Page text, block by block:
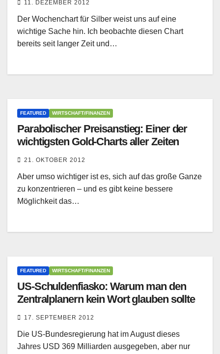
11. DEZEMBER 2012
Der Wochenchart für Silber weist uns auf eine
wichtige Sache hin. Ich beobachte diesen Chart
bereits seit langer Zeit und…
FEATURED WIRTSCHAFT/FINANZEN
Parabolischer Preisanstieg: Einer der
wichtigsten Gold-Charts aller Zeiten
21. OKTOBER 2012
Aber umso wichtiger ist es, sich auf das große Ganze
zu konzentrieren – und es gibt keine bessere
Möglichkeit das…
FEATURED WIRTSCHAFT/FINANZEN
US-Schuldenfiasko: Warum man den
Zentralplanern kein Wort glauben sollte
17. SEPTEMBER 2012
Die US-Bundesregierung hat im August dieses
Jahres USD 369 Milliarden ausgegeben, aber nur